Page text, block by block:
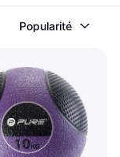
Popularité